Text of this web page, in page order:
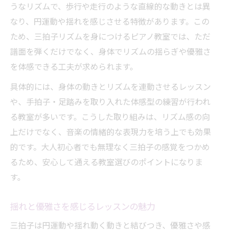
うなリズムで、歩行や走行のような直線的な動きとは異
なり、円運動や揺れを感じさせる特徴があります。この
ため、三拍子リズムを身につけるピアノ教室では、ただ
譜面を弾くだけでなく、身体でリズムの揺らぎや優雅さ
を体感できる工夫が求められます。
具体的には、身体の動きとリズムを連動させるレッスン
や、手拍子・足踏みを取り入れた体感型の練習が行われ
る教室が多いです。こうした取り組みは、リズム感の向
上だけでなく、音楽の情緒的な表現力を培う上でも効果
的です。大人初心者でも無理なく三拍子の感覚をつかめ
るため、安心して通える教室選びのポイントになりま
す。
揺れと優雅さを感じるレッスンの魅力
三拍子は円運動や揺れ動く動きと結びつき、優雅さや感